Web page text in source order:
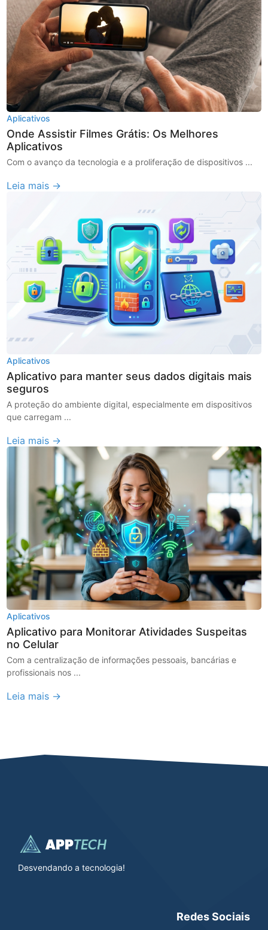
Aplicativos
Onde Assistir Filmes Grátis: Os Melhores
Aplicativos
Com o avanço da tecnologia e a proliferação de dispositivos ...
Leia mais →
Aplicativos
Aplicativo para manter seus dados digitais mais
seguros
A proteção do ambiente digital, especialmente em dispositivos
que carregam ...
Leia mais →
Aplicativos
Aplicativo para Monitorar Atividades Suspeitas
no Celular
Com a centralização de informações pessoais, bancárias e
profissionais nos ...
Leia mais →
Desvendando a tecnologia!
Redes Sociais